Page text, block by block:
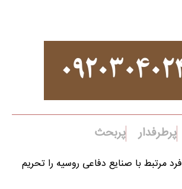
پرطرفدار پربحث
اتحادیه اروپا ۵ فرد مرتبط با صنایع دفاعی روسیه را تحریم